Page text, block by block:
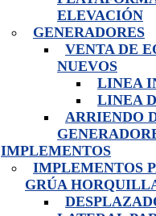
ELEVACIÓN
GENERADORES
VENTA DE
NUEVOS
LINEA
LINEA
ARRIENDO
IMPLEMENTOS
IMPLEMENTOS
GRÚA